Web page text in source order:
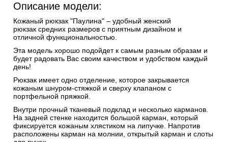
Описание модели:
Кожаный рюкзак "Паулина" – удобный женский
рюкзак средних размеров с приятным дизайном и
отличной функциональностью.
Эта модель хорошо подойдет к самым разным образам и
будет радовать Вас своим качеством и удобством каждый
день!
Рюкзак имеет одно отделение, которое закрывается
кожаным шнуром-стяжкой и сверху клапаном с
портфельной пряжкой.
Внутри прочный тканевый подклад и несколько карманов.
На задней стенке находится большой карман, который
фиксируется кожаным хлястиком на липучке. Напротив
расположены карман на молнии, открытый карман и слоты